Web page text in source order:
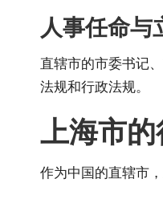
人事任命与
直辖市的市委书记
法规和行政法规。
上海市
作为中国的直辖市